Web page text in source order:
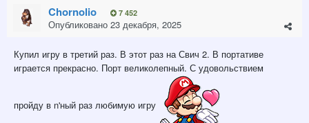
Chornolio 7 452
Опубликовано 23 декабря, 2025
Купил игру в третий раз. В этот раз на Свич 2. В портативе
играется прекрасно. Порт великолепный. С удовольствием
пройду в n'ный раз любимую игру